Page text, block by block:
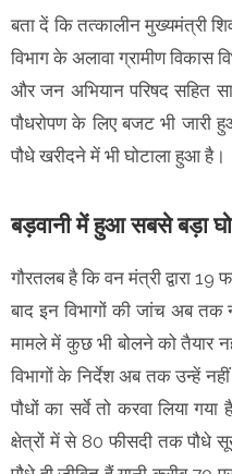
बता दें कि तत्कालीन मुख्यमंत्री
विभाग के अलावा ग्रामीण विकास
और जन अभियान परिषद सहित
पौधरोपण के लिए बजट भी
पौधे खरीदने में भी घोटाला हुआ है।
बड़वानी में हुआ सबसे बड़ा
गौरतलब है कि वन मंत्री द्वारा 19
बाद इन विभागों की जांच अब तक
मामले में कुछ भी बोलने को तैयार
विभागों के निर्देश अब तक उन्हें नहीं
पौधों का सर्वे तो करवा लिया
क्षेत्रों में से 80 फीसदी तक पौधे